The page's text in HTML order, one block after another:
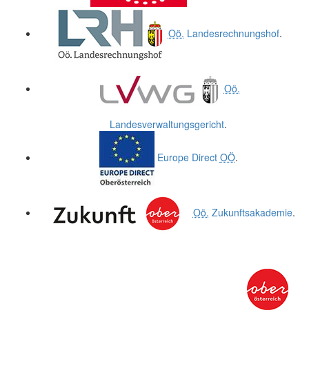
Oö. Landesrechnungshof.
Oö.
Landesverwaltungsgericht.
Europe Direct OÖ.
Oö. Zukunftsakademie.